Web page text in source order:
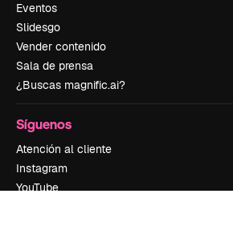
Eventos
Slidesgo
Vender contenido
Sala de prensa
¿Buscas magnific.ai?
Síguenos
Atención al cliente
Instagram
YouTube